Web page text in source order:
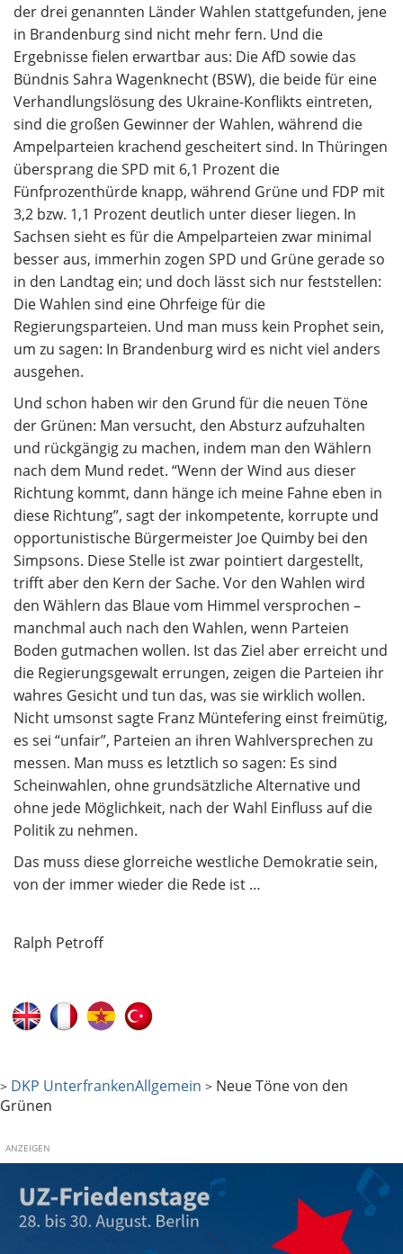
der drei genannten Länder Wahlen stattgefunden, jene
in Brandenburg sind nicht mehr fern. Und die
Ergebnisse fielen erwartbar aus: Die AfD sowie das
Bündnis Sahra Wagenknecht (BSW), die beide für eine
Verhandlungslösung des Ukraine-Konflikts eintreten,
sind die großen Gewinner der Wahlen, während die
Ampelparteien krachend gescheitert sind. In Thüringen
übersprang die SPD mit 6,1 Prozent die
Fünfprozenthürde knapp, während Grüne und FDP mit
3,2 bzw. 1,1 Prozent deutlich unter dieser liegen. In
Sachsen sieht es für die Ampelparteien zwar minimal
besser aus, immerhin zogen SPD und Grüne gerade so
in den Landtag ein; und doch lässt sich nur feststellen:
Die Wahlen sind eine Ohrfeige für die
Regierungsparteien. Und man muss kein Prophet sein,
um zu sagen: In Brandenburg wird es nicht viel anders
ausgehen.
Und schon haben wir den Grund für die neuen Töne
der Grünen: Man versucht, den Absturz aufzuhalten
und rückgängig zu machen, indem man den Wählern
nach dem Mund redet. “Wenn der Wind aus dieser
Richtung kommt, dann hänge ich meine Fahne eben in
diese Richtung”, sagt der inkompetente, korrupte und
opportunistische Bürgermeister Joe Quimby bei den
Simpsons. Diese Stelle ist zwar pointiert dargestellt,
trifft aber den Kern der Sache. Vor den Wahlen wird
den Wählern das Blaue vom Himmel versprochen –
manchmal auch nach den Wahlen, wenn Parteien
Boden gutmachen wollen. Ist das Ziel aber erreicht und
die Regierungsgewalt errungen, zeigen die Parteien ihr
wahres Gesicht und tun das, was sie wirklich wollen.
Nicht umsonst sagte Franz Müntefering einst freimütig,
es sei “unfair”, Parteien an ihren Wahlversprechen zu
messen. Man muss es letztlich so sagen: Es sind
Scheinwahlen, ohne grundsätzliche Alternative und
ohne jede Möglichkeit, nach der Wahl Einfluss auf die
Politik zu nehmen.
Das muss diese glorreiche westliche Demokratie sein,
von der immer wieder die Rede ist …
Ralph Petroff
> DKP UnterfrankenAllgemein > Neue Töne von den
Grünen
ANZEIGEN